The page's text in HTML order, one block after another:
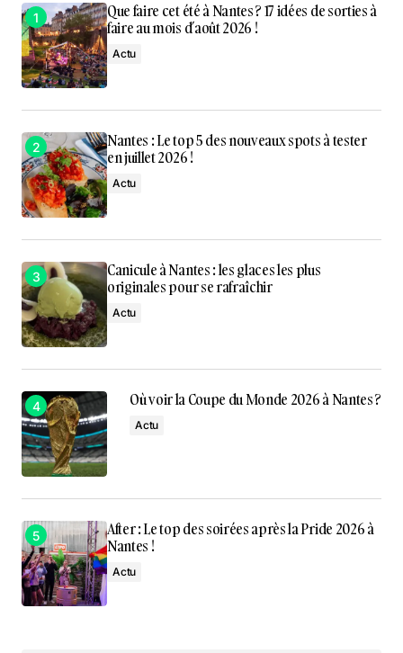
Que faire cet été à Nantes ? 17 idées de sorties à
faire au mois d’août 2026 !
Actu
Nantes : Le top 5 des nouveaux spots à tester
en juillet 2026 !
Actu
Canicule à Nantes : les glaces les plus
originales pour se rafraîchir
Actu
Où voir la Coupe du Monde 2026 à Nantes ?
Actu
After : Le top des soirées après la Pride 2026 à
Nantes !
Actu